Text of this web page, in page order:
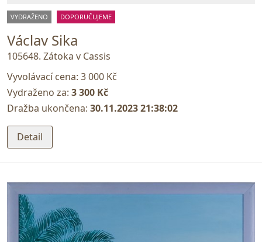
VYDRAŽENO DOPORUČUJEME
Václav Sika
105648. Zátoka v Cassis
Vyvolávací cena: 3 000 Kč
Vydraženo za: 3 300 Kč
Dražba ukončena: 30.11.2023 21:38:02
Detail